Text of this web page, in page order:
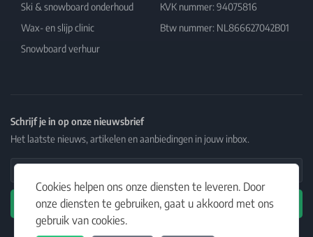
Cookies helpen ons onze diensten te leveren. Door
onze diensten te gebruiken, gaat u akkoord met ons
gebruik van cookies.
Ski & snowboard onderhoud
Wax- en slijp clinic
Snowboard verhuur
KVK nummer: 94075816
Btw nummer: NL866627042B01
Schrijf je in op onze nieuwsbrief
Het laatste nieuws, artikelen en aanbiedingen in jouw inbox.
Email Address
Abonneren